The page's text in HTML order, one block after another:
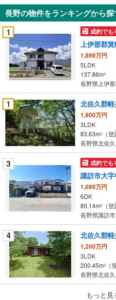
知
を
受
け
取
る
・
条
件
を
マ
イ
ペ
ー
ジ
に
保
存
す
る
長野の物件をランキングから探
1
成約でも
上伊那郡
1,899万円
5LDK
137.86m2
長野県上伊
1 北佐久郡
1,900万円
3LDK
83.63m2
（登
長野県北佐
3 成約でも
諏訪市大
1,099万円
6DK
80.14m2
（登
長野県諏訪
4 北佐久郡
1,200万円
3LDK
200.45m2
（
長野県北佐
北佐久郡
もっと見